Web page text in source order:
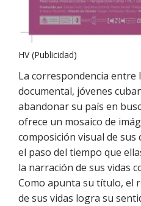
HV (Publicidad)
La correspondencia entre
documental, jóvenes
abandonar su país en
ofrece un mosaico de
composición visual de sus
el paso del tiempo que
la narración de sus vidas
Como apunta su título, el
de sus vidas logra su